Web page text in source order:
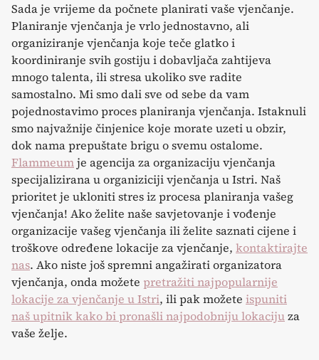
Sada je vrijeme da počnete planirati vaše vjenčanje.
Planiranje vjenčanja je vrlo jednostavno, ali
organiziranje vjenčanja koje teče glatko i
koordiniranje svih gostiju i dobavljača zahtijeva
mnogo talenta, ili stresa ukoliko sve radite
samostalno. Mi smo dali sve od sebe da vam
pojednostavimo proces planiranja vjenčanja. Istaknuli
smo najvažnije činjenice koje morate uzeti u obzir,
dok nama prepuštate brigu o svemu ostalome.
Flammeumje agencija za organizaciju vjenčanja
specijalizirana u organiziciji vjenčanja u Istri. Naš
prioritet je ukloniti stres iz procesa planiranja vašeg
vjenčanja! Ako želite naše savjetovanje i vođenje
organizacije vašeg vjenčanja ili želite saznati cijene i
troškove određene lokacije za vjenčanje, kontaktirajte
nas. Ako niste još spremni angažirati organizatora
vjenčanja, onda možete pretražiti najpopularnije
lokacije za vjenčanje u Istri, ili pak možete ispuniti
naš upitnik kako bi pronašli najpodobniju lokacijuza
vaše želje.